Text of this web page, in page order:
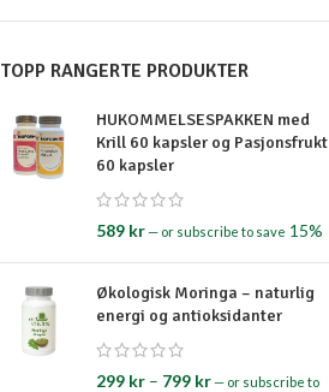
TOPP RANGERTE PRODUKTER
HUKOMMELSESPAKKEN med
Krill 60 kapsler og Pasjonsfrukt
60 kapsler
589 kr— or subscribe to save 15%
Økologisk Moringa – naturlig
energi og antioksidanter
299 kr – 799 kr— or subscribe to